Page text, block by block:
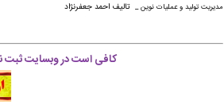
مدیریت تولید و عملیات نوین _ تالیف احمد جعفرنژاد
کافی است در وبسایت ثبت